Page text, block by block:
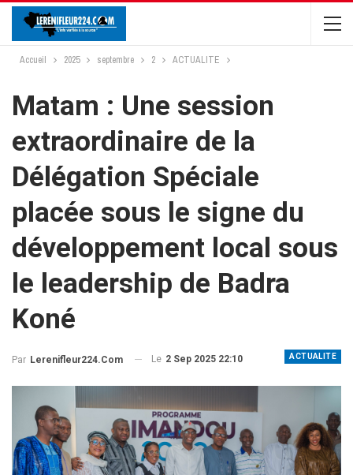
Accueil 2025 septembre 2 ACTUALITE
Matam : Une session
extraordinaire de la
Délégation Spéciale
placée sous le signe du
développement local sous
le leadership de Badra
Koné
ACTUALITE
Par Lerenifleur224.com Le 2 Sep 2025 22:10